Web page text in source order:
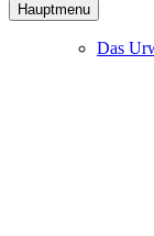
Hauptmenu
Das